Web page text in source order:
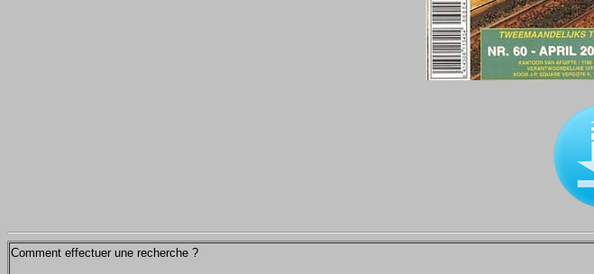
Comment effectuer une recherche ?